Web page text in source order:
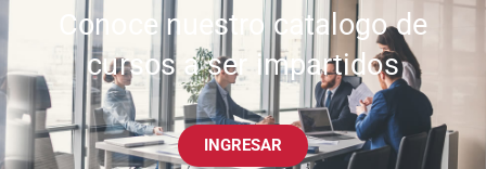
Conoce nuestro catalogo de
cursos a ser impartidos
INGRESAR